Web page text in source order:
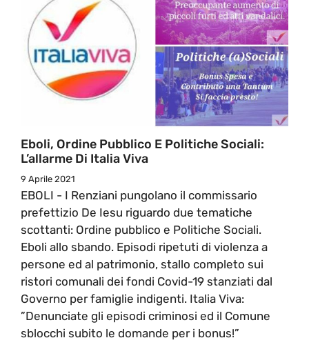
Eboli, Ordine Pubblico E Politiche Sociali:
L’allarme Di Italia Viva
9 Aprile 2021
EBOLI - I Renziani pungolano il commissario
prefettizio De Iesu riguardo due tematiche
scottanti: Ordine pubblico e Politiche Sociali.
Eboli allo sbando. Episodi ripetuti di violenza a
persone ed al patrimonio, stallo completo sui
ristori comunali dei fondi Covid-19 stanziati dal
Governo per famiglie indigenti. Italia Viva:
”Denunciate gli episodi criminosi ed il Comune
sblocchi subito le domande per i bonus!”